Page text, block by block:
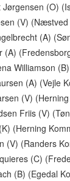
(O)
(V)
(A)
(A)
Williamson
(A) (Vejle
(V)
Friis (V)
(Herning
(V) (Randers
(C)
(B) (Egedal